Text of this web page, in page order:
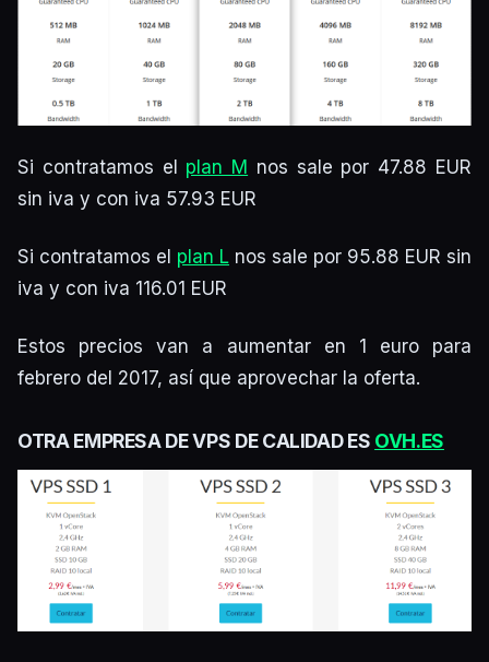
Si contratamos el plan M nos sale por 47.88 EUR
sin iva y con iva 57.93 EUR
Si contratamos el plan L nos sale por 95.88 EUR sin
iva y con iva 116.01 EUR
Estos precios van a aumentar en 1 euro para
febrero del 2017, así que aprovechar la oferta.
OTRA EMPRESA DE VPS DE CALIDAD ES OVH.ES